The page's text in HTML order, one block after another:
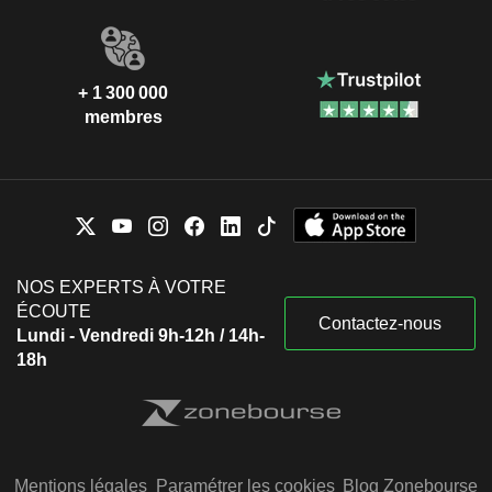
+ 1 300 000
membres
NOS EXPERTS À VOTRE
ÉCOUTE
Lundi - Vendredi 9h-12h / 14h-
18h
Contactez-nous
Mentions légales Paramétrer les cookies Blog Zonebourse